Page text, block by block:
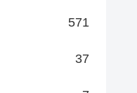
571
37